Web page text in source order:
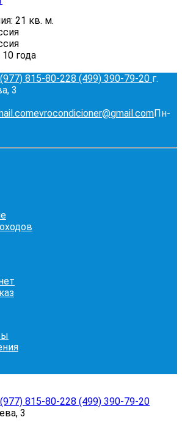
21 кв. м.
10 года
815-80-228 (499) 390-79-20 г.
3
evrocondicioner@gmail.comПн-
815-80-228 (499) 390-79-20
3